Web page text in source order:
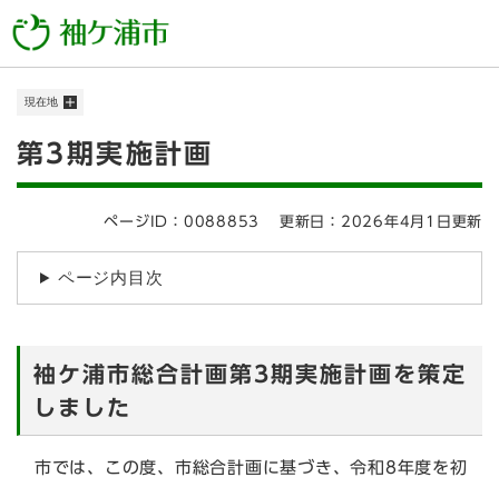
ー
メニューを飛ばして本文へ
現在地
本
第3期実施計画
ページID：0088853 更新日：2026年4月1日更新
ページ内目次
袖ケ浦市総合計画第3期実施計画を策定
しました
市では、この度、市総合計画に基づき、令和8年度を初